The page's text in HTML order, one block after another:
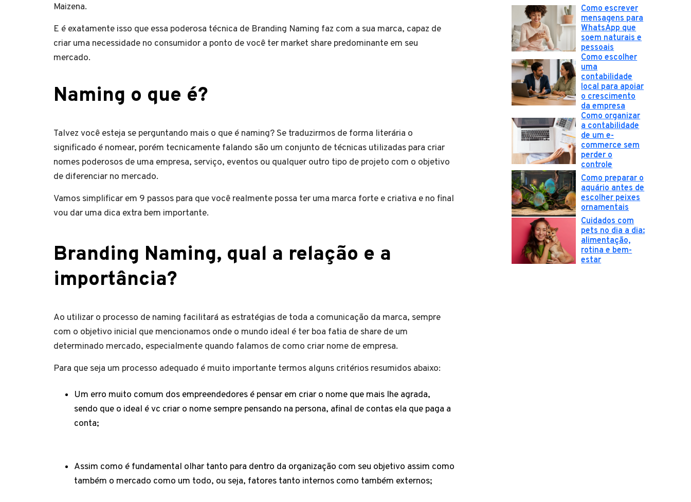
Maizena.
E é exatamente isso que essa poderosa técnica de Branding Naming faz com a sua marca, capaz de
criar uma necessidade no consumidor a ponto de você ter market share predominante em seu
mercado.
Naming o que é?
Talvez você esteja se perguntando mais o que é naming? Se traduzirmos de forma literária o
significado é nomear, porém tecnicamente falando são um conjunto de técnicas utilizadas para criar
nomes poderosos de uma empresa, serviço, eventos ou qualquer outro tipo de projeto com o objetivo
de diferenciar no mercado.
Vamos simplificar em 9 passos para que você realmente possa ter uma marca forte e criativa e no final
vou dar uma dica extra bem importante.
Branding Naming, qual a relação e a
importância?
Ao utilizar o processo de naming facilitará as estratégias de toda a comunicação da marca, sempre
com o objetivo inicial que mencionamos onde o mundo ideal é ter boa fatia de share de um
determinado mercado, especialmente quando falamos de como criar nome de empresa.
Para que seja um processo adequado é muito importante termos alguns critérios resumidos abaixo:
Um erro muito comum dos empreendedores é pensar em criar o nome que mais lhe agrada,
sendo que o ideal é vc criar o nome sempre pensando na persona, afinal de contas ela que paga a
conta;
Assim como é fundamental olhar tanto para dentro da organização com seu objetivo assim como
também o mercado como um todo, ou seja, fatores tanto internos como também externos;
Como escrever
mensagens para
WhatsApp que
soem naturais e
pessoais
Como escolher
uma
contabilidade
local para apoiar
o crescimento
da empresa
Como organizar
a contabilidade
de um e-
commerce sem
perder o
controle
Como preparar o
aquário antes de
escolher peixes
ornamentais
Cuidados com
pets no dia a dia:
alimentação,
rotina e bem-
estar